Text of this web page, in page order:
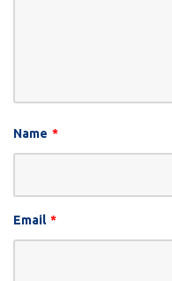
Name *
Email *